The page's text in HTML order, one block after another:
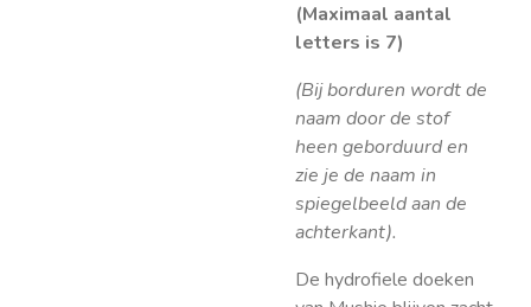
(Maximaal aantal
letters is 7)
(Bij borduren wordt de
naam door de stof
heen geborduurd en
zie je de naam in
spiegelbeeld aan de
achterkant).
De hydrofiele doeken